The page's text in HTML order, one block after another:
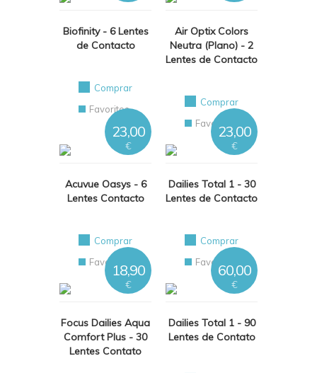
Biofinity - 6 Lentes
de Contacto
Comprar
Favoritos
Air Optix Colors
Neutra (Plano) - 2
Lentes de Contacto
Comprar
Favoritos
Acuvue Oasys - 6
Lentes Contacto
23,00
€
Comprar
Favoritos
Dailies Total 1 - 30
Lentes de Contacto
23,00
€
Comprar
Favoritos
Focus Dailies Aqua
Comfort Plus - 30
Lentes Contato
18,90
€
Dailies Total 1 - 90
Lentes de Contato
60,00
€